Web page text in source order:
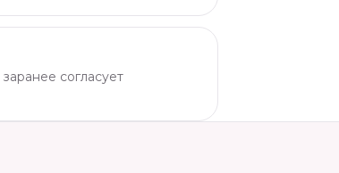
согласует